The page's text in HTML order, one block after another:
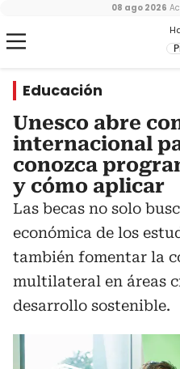
08 ago 2026
Educación
Unesco abre
internacional
conozca
y cómo aplicar
Las becas no solo
económica de los
también fomentar la
multilateral en áreas
desarrollo sostenible.